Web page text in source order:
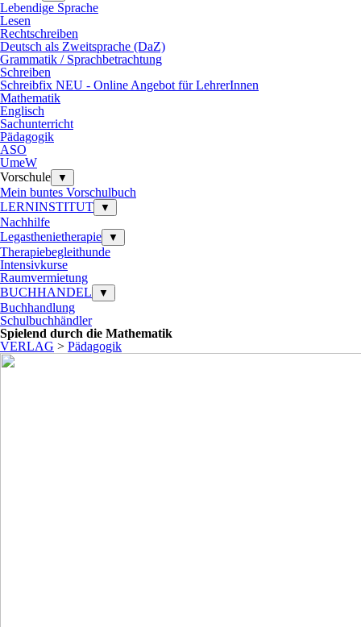
Lebendige Sprache
Lesen
Rechtschreiben
Deutsch als Zweitsprache (DaZ)
Grammatik / Sprachbetrachtung
Schreiben
Schreibfix NEU - Online Angebot für LehrerInnen
Mathematik
Englisch
Sachunterricht
Pädagogik
ASO
UmeW
Vorschule
▼
Mein buntes Vorschulbuch
LERNINSTITUT
▼
Nachhilfe
Legasthenietherapie
▼
Therapiebegleithunde
Intensivkurse
Raumvermietung
BUCHHANDEL
▼
Buchhandlung
Schulbuchhändler
Spielend durch die Mathematik
VERLAG > Pädagogik